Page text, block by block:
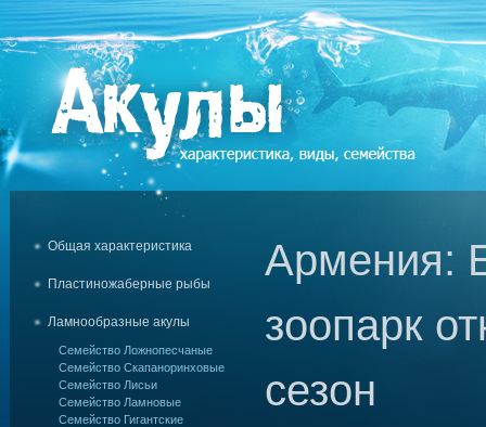
Общая характеристика
Пластиножаберные рыбы
Ламнообразные акулы
Семейство Ложнопесчаные
Семейство Скапаноринховые
Семейство Лисьи
Семейство Ламновые
Семейство Гигантские
Армения:
зоопарк
сезон